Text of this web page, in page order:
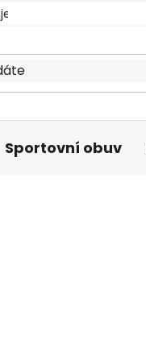
Sportovní obuv